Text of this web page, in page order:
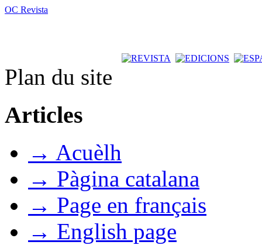
OC Revista
Plan du site
Articles
→ Acuèlh
→ Pàgina catalana
→ Page en français
→ English page